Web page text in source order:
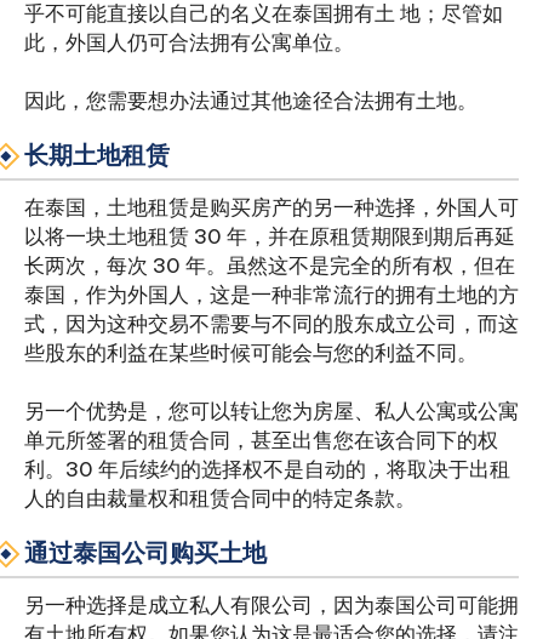
乎不可能直接以自己的名义在泰国拥有土 地；尽管如
此，外国人仍可合法拥有公寓单位。
因此，您需要想办法通过其他途径合法拥有土地。
长期土地租赁
在泰国，土地租赁是购买房产的另一种选择，外国人可
以将一块土地租赁 30 年，并在原租赁期限到期后再延
长两次，每次 30 年。虽然这不是完全的所有权，但在
泰国，作为外国人，这是一种非常流行的拥有土地的方
式，因为这种交易不需要与不同的股东成立公司，而这
些股东的利益在某些时候可能会与您的利益不同。
另一个优势是，您可以转让您为房屋、私人公寓或公寓
单元所签署的租赁合同，甚至出售您在该合同下的权
利。30 年后续约的选择权不是自动的，将取决于出租
人的自由裁量权和租赁合同中的特定条款。
通过泰国公司购买土地
另一种选择是成立私人有限公司，因为泰国公司可能拥